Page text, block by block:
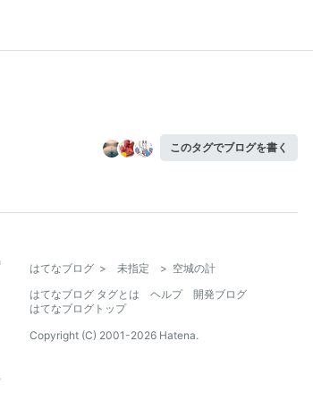
このタグでブログを書く
はてなブログ > 未指定 > 空城の計
はてなブログ タグとは
ヘルプ
開発ブログ
はてなブログトップ
Copyright (C) 2001-2026 Hatena.